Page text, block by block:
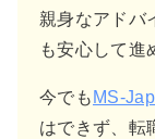
親身なアドバ
も安心して進
今でも MS-
はできず、転